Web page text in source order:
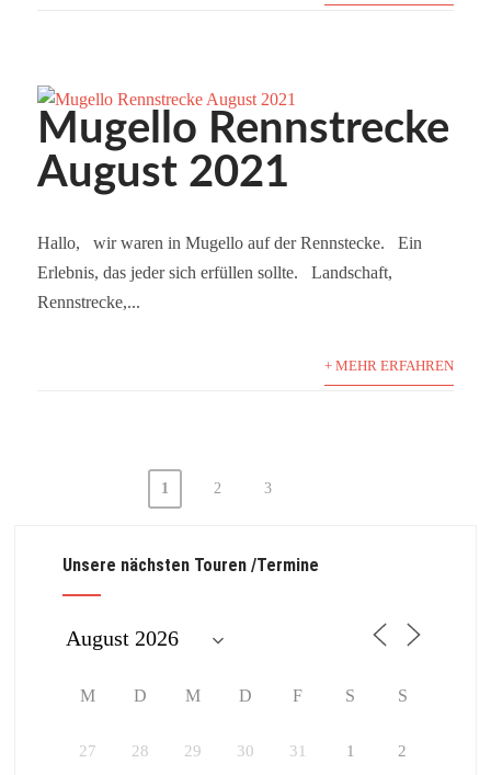
Mugello Rennstrecke
August 2021
Hallo, wir waren in Mugello auf der Rennstecke. Ein
Erlebnis, das jeder sich erfüllen sollte. Landschaft,
Rennstrecke,...
+ MEHR ERFAHREN
Beitragsnavigation
1 2 3
Unsere nächsten Touren /Termine
M D M D F S S
27 28 29 30 31 1 2